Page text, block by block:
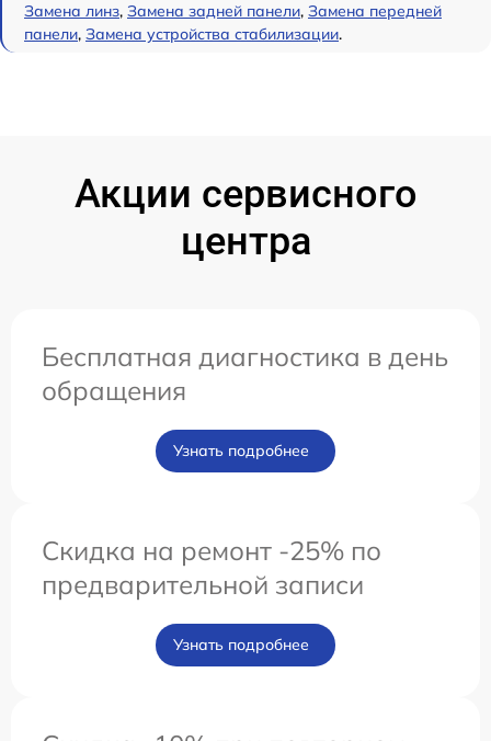
Замена линз, Замена задней панели, Замена передней
панели, Замена устройства стабилизации.
Акции сервисного
центра
Бесплатная диагностика в день
обращения
Узнать подробнее
Скидка на ремонт -25% по
предварительной записи
Узнать подробнее